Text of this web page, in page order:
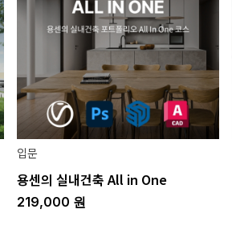
입문
용센의 실내건축 All in One
219,000 원